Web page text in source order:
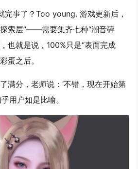
完事了？Too young. 游戏更新后，
索层”——需要集齐七种“潮音碎
也就是说，100%只是“表面完成
蛋之后。
满分，老师说：‘不错，现在开始第
用户如是比喻。